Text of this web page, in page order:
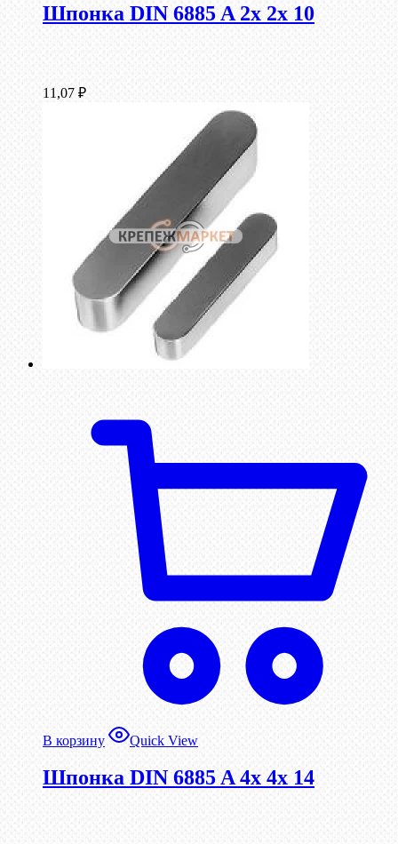
Шпонка DIN 6885 A 2x 2x 10
11,07 ₽
В корзину Quick View
Шпонка DIN 6885 A 4x 4x 14